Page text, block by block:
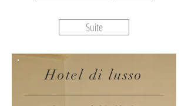
Suite
Hotel di lusso